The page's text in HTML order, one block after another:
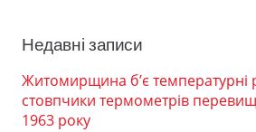
Недавні записи
Житомирщина б’є температурні
стовпчики термометрів
1963 року